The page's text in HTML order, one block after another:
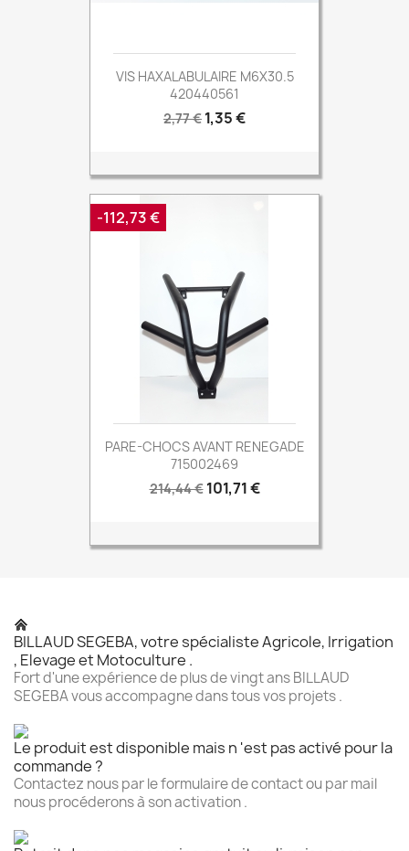
VIS HAXALABULAIRE M6X30.5
420440561
Prix
2,77 € Prix
1,35 €
PARE-CHOCS AVANT RENEGADE
715002469
Prix
214,44 € Prix
101,71 €
-112,73 €
BILLAUD SEGEBA, votre spécialiste Agricole, Irrigation
, Elevage et Motoculture .
Fort d'une expérience de plus de vingt ans BILLAUD
SEGEBA vous accompagne dans tous vos projets .
Le produit est disponible mais n 'est pas activé pour la
commande ?
Contactez nous par le formulaire de contact ou par mail
nous procéderons à son activation .